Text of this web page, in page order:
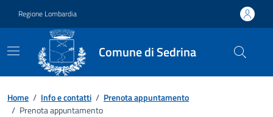
Regione Lombardia
Comune di Sedrina
Home / Info e contatti / Prenota appuntamento
/ Prenota appuntamento